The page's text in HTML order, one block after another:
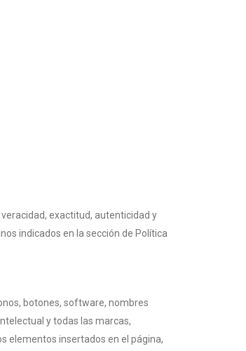
exactitud, autenticidad y
indicados en la sección de Política
botones, software, nombres
y todas las marcas,
elementos insertados en el página,